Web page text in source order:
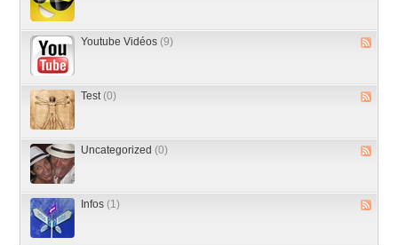
Youtube Vidéos (9)
Test (0)
Uncategorized (0)
Infos (1)